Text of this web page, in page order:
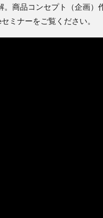
。商品コンセプト（企画
ミナーをご覧ください。